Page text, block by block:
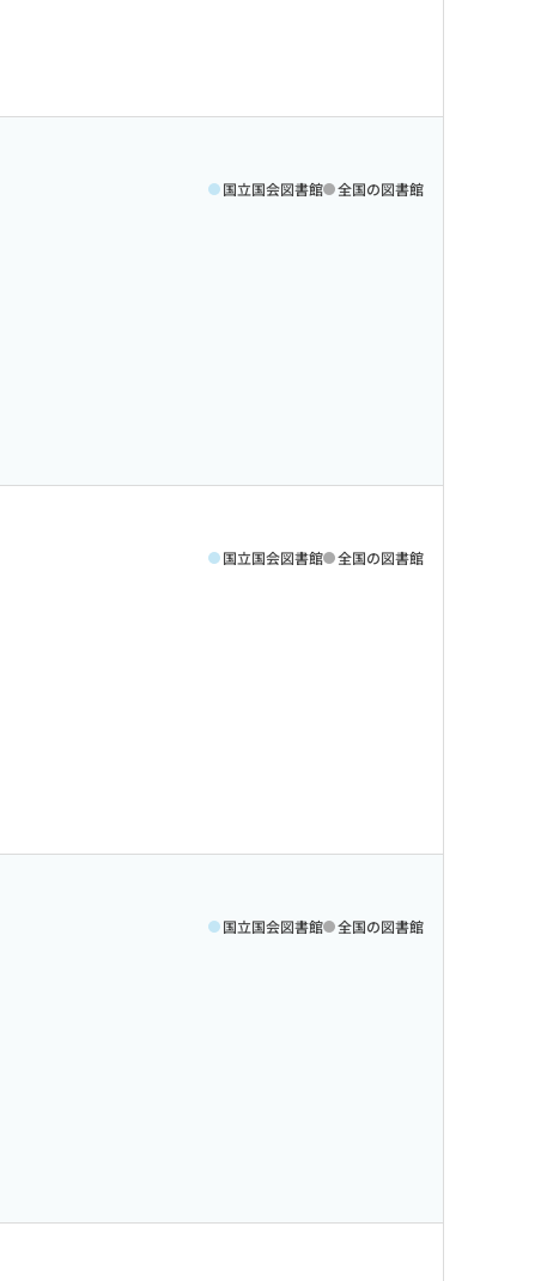
国立国会図書館 全国の図書館
国立国会図書館 全国の図書館
国立国会図書館 全国の図書館